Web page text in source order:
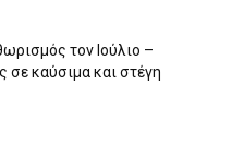
τον Ιούλιο –
σε καύσιμα και στέγη